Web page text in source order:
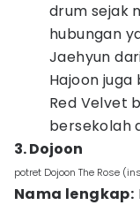
drum sejak
hubungan
Jaehyun
Hajoon
Red Velvet
bersekolah
3. Dojoon
potret Dojoon The Rose
Nama lengkap: